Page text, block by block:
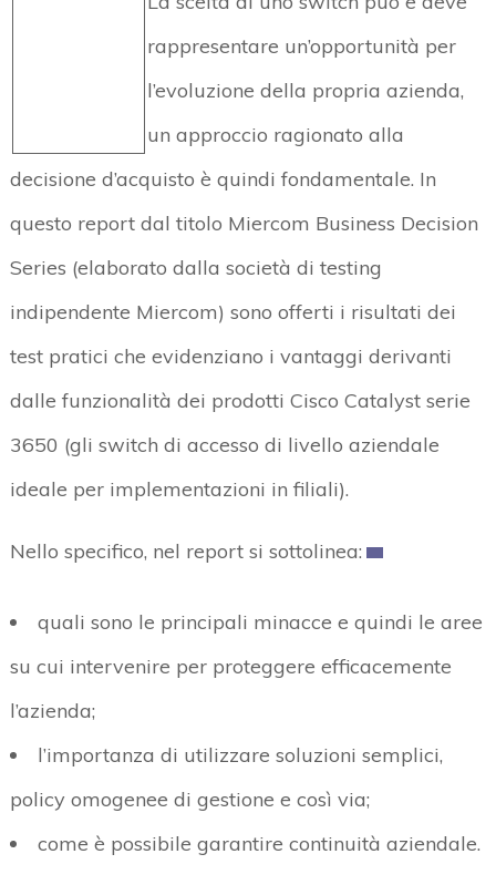
rappresentare un’opportunità per
l’evoluzione della propria azienda,
un approccio ragionato alla
decisione d’acquisto è quindi fondamentale. In
questo report dal titolo Miercom Business Decision
Series (elaborato dalla società di testing
indipendente Miercom) sono offerti i risultati dei
test pratici che evidenziano i vantaggi derivanti
dalle funzionalità dei prodotti Cisco Catalyst serie
3650 (gli switch di accesso di livello aziendale
ideale per implementazioni in filiali).
Nello specifico, nel report si sottolinea:
quali sono le principali minacce e quindi le aree
su cui intervenire per proteggere efficacemente
l’azienda;
l’importanza di utilizzare soluzioni semplici,
policy omogenee di gestione e così via;
come è possibile garantire continuità aziendale.